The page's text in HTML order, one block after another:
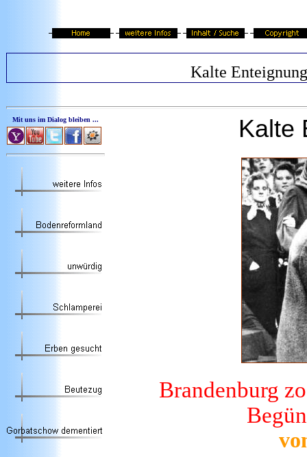
Kalte Enteignung
Mit uns im Dialog bleiben ... Kalte
Brandenburg